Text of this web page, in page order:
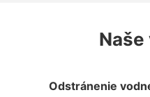
Odstránenie